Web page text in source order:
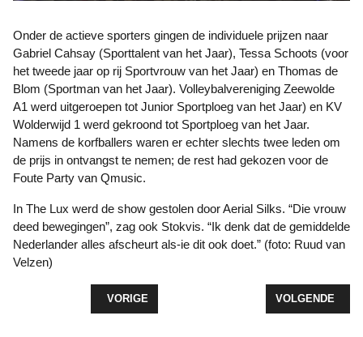
Onder de actieve sporters gingen de individuele prijzen naar
Gabriel Cahsay (Sporttalent van het Jaar), Tessa Schoots (voor
het tweede jaar op rij Sportvrouw van het Jaar) en Thomas de
Blom (Sportman van het Jaar). Volleybalvereniging Zeewolde
A1 werd uitgeroepen tot Junior Sportploeg van het Jaar) en KV
Wolderwijd 1 werd gekroond tot Sportploeg van het Jaar.
Namens de korfballers waren er echter slechts twee leden om
de prijs in ontvangst te nemen; de rest had gekozen voor de
Foute Party van Qmusic.
In The Lux werd de show gestolen door Aerial Silks. “Die vrouw
deed bewegingen”, zag ook Stokvis. “Ik denk dat de gemiddelde
Nederlander alles afscheurt als-ie dit ook doet.” (foto: Ruud van
Velzen)
VORIG ARTIKEL: ROSALIE VAN VLIET BESTE
VORIGE VOLGENDE
VOLGENDE